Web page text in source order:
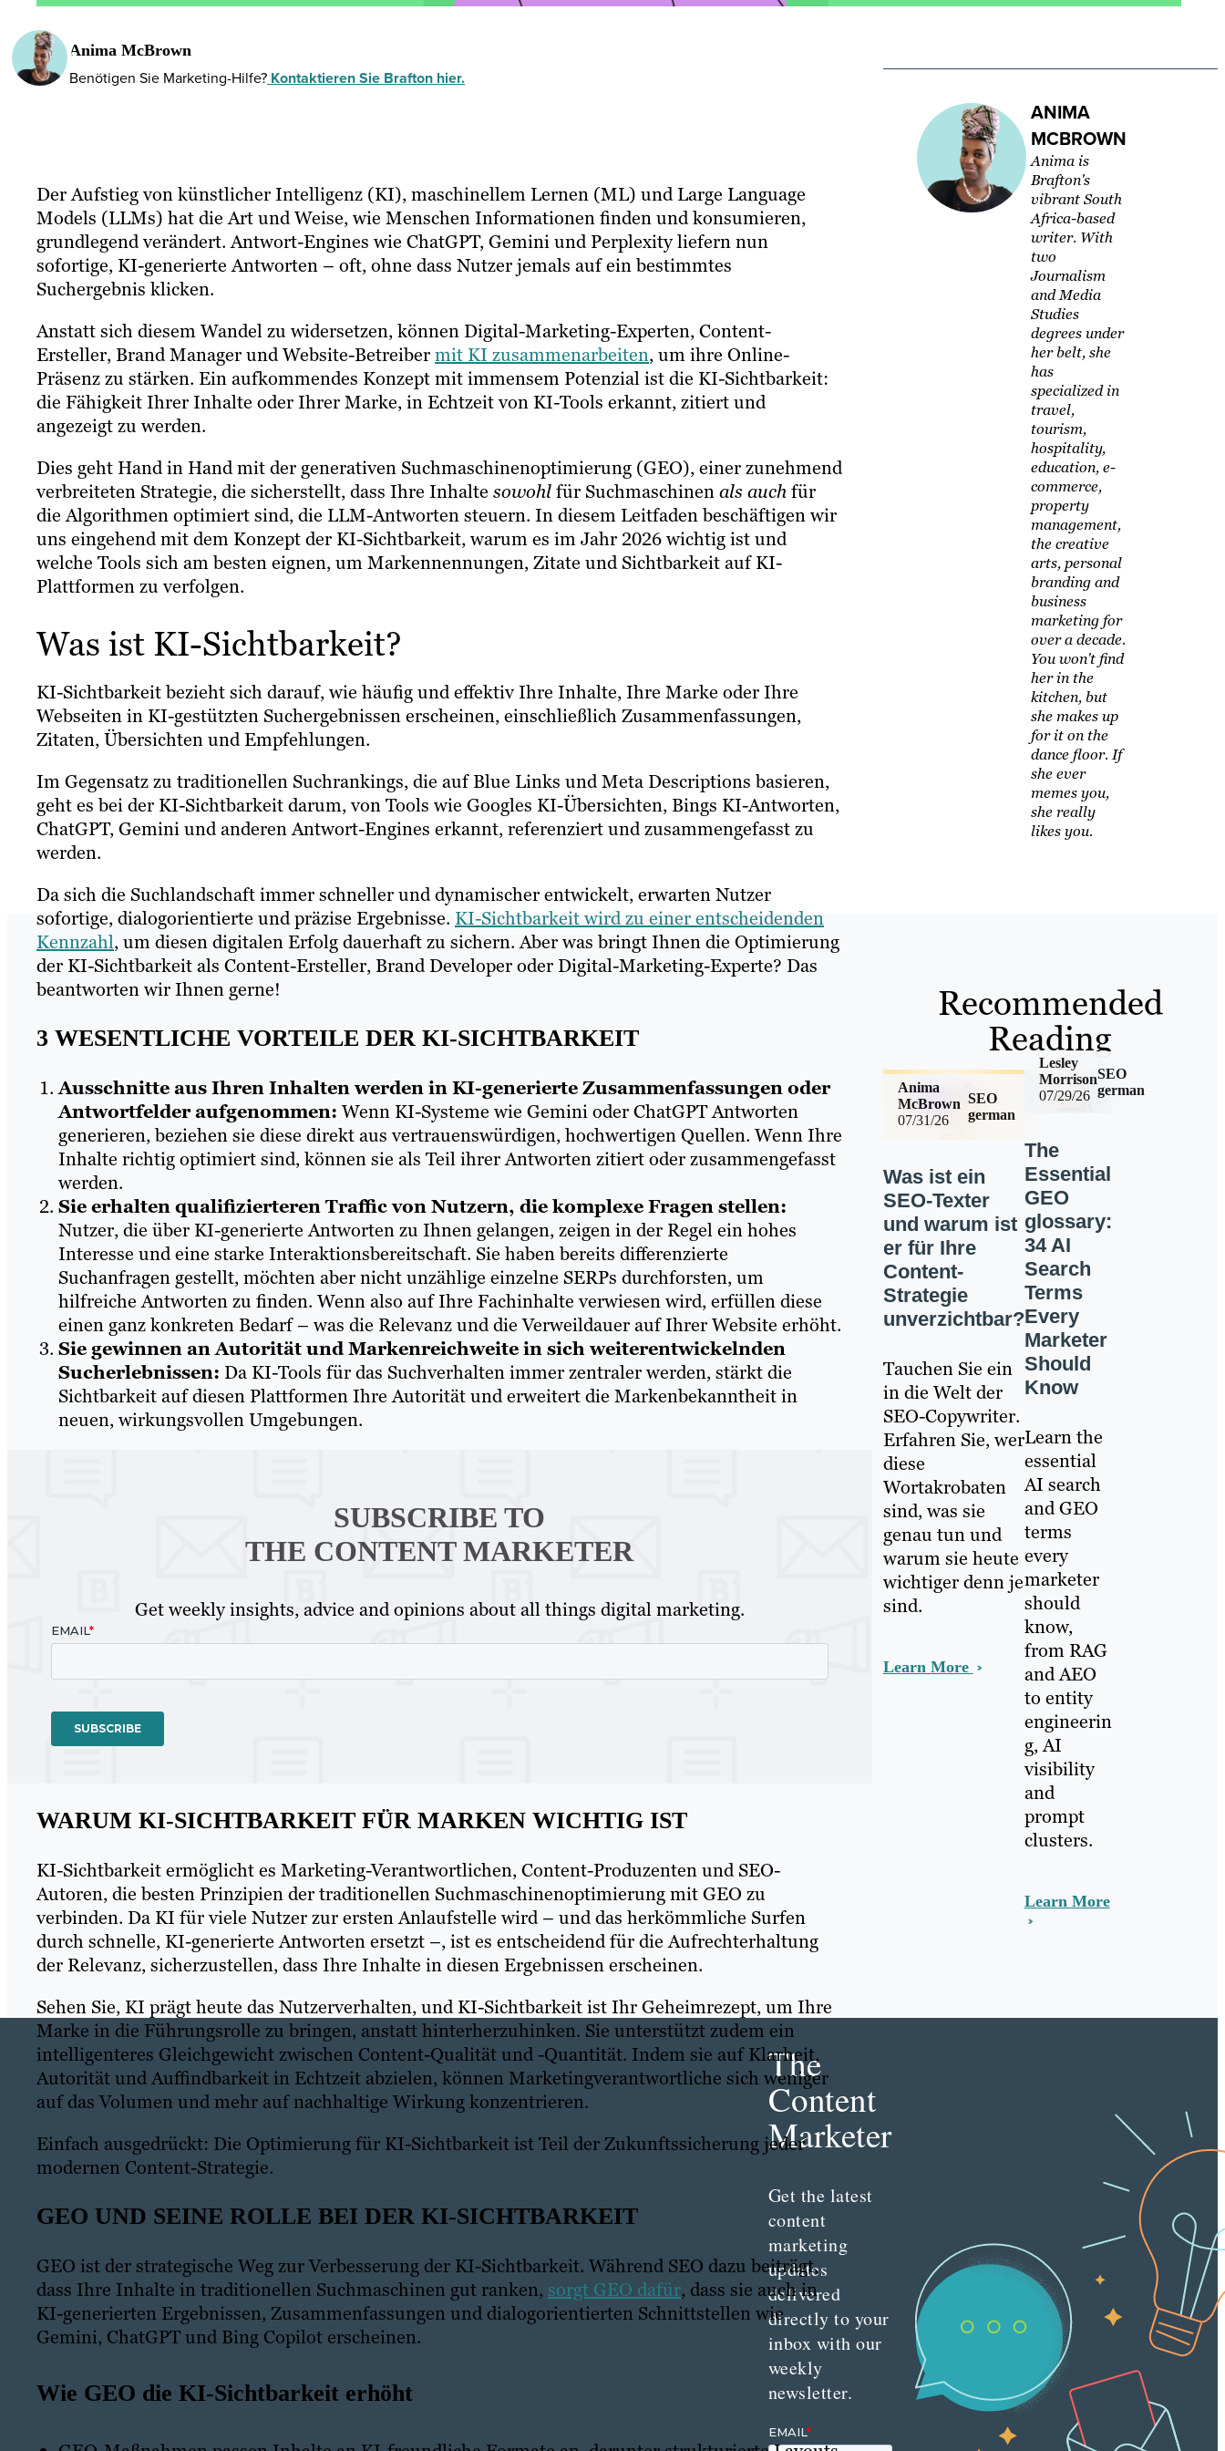
Anima McBrown
Benötigen Sie Marketing-Hilfe? Kontaktieren Sie Brafton hier.
Der Aufstieg von künstlicher Intelligenz (KI), maschinellem Lernen (ML) und Large Language
Models (LLMs) hat die Art und Weise, wie Menschen Informationen finden und konsumieren,
grundlegend verändert. Antwort-Engines wie ChatGPT, Gemini und Perplexity liefern nun
sofortige, KI-generierte Antworten – oft, ohne dass Nutzer jemals auf ein bestimmtes
Suchergebnis klicken.
Anstatt sich diesem Wandel zu widersetzen, können Digital-Marketing-Experten, Content-
Ersteller, Brand Manager und Website-Betreibermit KI zusammenarbeiten, um ihre Online-
Präsenz zu stärken. Ein aufkommendes Konzept mit immensem Potenzial ist die KI-Sichtbarkeit:
die Fähigkeit Ihrer Inhalte oder Ihrer Marke, in Echtzeit von KI-Tools erkannt, zitiert und
angezeigt zu werden.
Dies geht Hand in Hand mit der generativen Suchmaschinenoptimierung (GEO), einer zunehmend
verbreiteten Strategie, die sicherstellt, dass Ihre Inhalte sowohlfür Suchmaschinenals auchfür
die Algorithmen optimiert sind, die LLM-Antworten steuern. In diesem Leitfaden beschäftigen wir
uns eingehend mit dem Konzept der KI-Sichtbarkeit, warum es im Jahr 2026 wichtig ist und
welche Tools sich am besten eignen, um Markennennungen, Zitate und Sichtbarkeit auf KI-
Plattformen zu verfolgen.
Was ist KI-Sichtbarkeit?
KI-Sichtbarkeit bezieht sich darauf, wie häufig und effektiv Ihre Inhalte, Ihre Marke oder Ihre
Webseiten in KI-gestützten Suchergebnissen erscheinen, einschließlich Zusammenfassungen,
Zitaten, Übersichten und Empfehlungen.
Im Gegensatz zu traditionellen Suchrankings, die auf Blue Links und Meta Descriptions basieren,
geht es bei der KI-Sichtbarkeit darum, von Tools wie Googles KI-Übersichten, Bings KI-Antworten,
ChatGPT, Gemini und anderen Antwort-Engines erkannt, referenziert und zusammengefasst zu
werden.
Da sich die Suchlandschaft immer schneller und dynamischer entwickelt, erwarten Nutzer
sofortige, dialogorientierte und präzise Ergebnisse. KI-Sichtbarkeit wird zu einer entscheidenden
Kennzahl, um diesen digitalen Erfolg dauerhaft zu sichern. Aber was bringt Ihnen die Optimierung
der KI-Sichtbarkeit als Content-Ersteller, Brand Developer oder Digital-Marketing-Experte? Das
beantworten wir Ihnen gerne!
3 WESENTLICHE VORTEILE DER KI-SICHTBARKEIT
Ausschnitte aus Ihren Inhalten werden in KI-generierte Zusammenfassungen oder
Antwortfelder aufgenommen: Wenn KI-Systeme wie Gemini oder ChatGPT Antworten
generieren, beziehen sie diese direkt aus vertrauenswürdigen, hochwertigen Quellen. Wenn Ihre
Inhalte richtig optimiert sind, können sie als Teil ihrer Antworten zitiert oder zusammengefasst
werden.
Sie erhalten qualifizierteren Traffic von Nutzern, die komplexe Fragen stellen:
Nutzer, die über KI-generierte Antworten zu Ihnen gelangen, zeigen in der Regel ein hohes
Interesse und eine starke Interaktionsbereitschaft. Sie haben bereits differenzierte
Suchanfragen gestellt, möchten aber nicht unzählige einzelne SERPs durchforsten, um
hilfreiche Antworten zu finden. Wenn also auf Ihre Fachinhalte verwiesen wird, erfüllen diese
einen ganz konkreten Bedarf – was die Relevanz und die Verweildauer auf Ihrer Website erhöht.
Sie gewinnen an Autorität und Markenreichweite in sich weiterentwickelnden
Sucherlebnissen: Da KI-Tools für das Suchverhalten immer zentraler werden, stärkt die
Sichtbarkeit auf diesen Plattformen Ihre Autorität und erweitert die Markenbekanntheit in
neuen, wirkungsvollen Umgebungen.
SUBSCRIBE TO
THE CONTENT MARKETER
Get weekly insights, advice and opinions about all things digital marketing.
WARUM KI-SICHTBARKEIT FÜR MARKEN WICHTIG IST
KI-Sichtbarkeit ermöglicht es Marketing-Verantwortlichen, Content-Produzenten und SEO-
Autoren, die besten Prinzipien der traditionellen Suchmaschinenoptimierung mit GEO zu
verbinden. Da KI für viele Nutzer zur ersten Anlaufstelle wird – und das herkömmliche Surfen
durch schnelle, KI-generierte Antworten ersetzt –, ist es entscheidend für die Aufrechterhaltung
der Relevanz, sicherzustellen, dass Ihre Inhalte in diesen Ergebnissen erscheinen.
Sehen Sie, KI prägt heute das Nutzerverhalten, und KI-Sichtbarkeit ist Ihr Geheimrezept, um Ihre
Marke in die Führungsrolle zu bringen, anstatt hinterherzuhinken. Sie unterstützt zudem ein
intelligenteres Gleichgewicht zwischen Content-Qualität und -Quantität. Indem sie auf Klarheit,
Autorität und Auffindbarkeit in Echtzeit abzielen, können Marketingverantwortliche sich weniger
auf das Volumen und mehr auf nachhaltige Wirkung konzentrieren.
Einfach ausgedrückt: Die Optimierung für KI-Sichtbarkeit ist Teil der Zukunftssicherung jeder
modernen Content-Strategie.
GEO UND SEINE ROLLE BEI DER KI-SICHTBARKEIT
GEO ist der strategische Weg zur Verbesserung der KI-Sichtbarkeit. Während SEO dazu beiträgt,
dass Ihre Inhalte in traditionellen Suchmaschinen gut ranken, sorgt GEO dafür, dass sie auch in
KI-generierten Ergebnissen, Zusammenfassungen und dialogorientierten Schnittstellen wie
Gemini, ChatGPT und Bing Copilot erscheinen.
Wie GEO die KI-Sichtbarkeit erhöht
ANIMA
MCBROWN
Anima is
Brafton's
vibrant South
Africa-based
writer. With
two
Journalism
and Media
Studies
degrees under
her belt, she
has
specialized in
travel,
tourism,
hospitality,
education, e-
commerce,
property
management,
the creative
arts, personal
branding and
business
marketing for
over a decade.
You won't find
her in the
kitchen, but
she makes up
for it on the
dance floor. If
she ever
memes you,
she really
likes you.
Recommended
Reading
07/31/26
SEO
german
Anima
McBrown
Was ist ein
SEO-Texter
und warum ist
er für Ihre
Content-
Strategie
unverzichtbar?
Tauchen Sie ein
in die Welt der
SEO-Copywriter.
Erfahren Sie, wer
diese
Wortakrobaten
sind, was sie
genau tun und
warum sie heute
wichtiger denn je
sind.
Learn More
07/29/26
SEO
german
Lesley
Morrison
The
Essential
GEO
glossary:
34 AI
Search
Terms
Every
Marketer
Should
Know
Learn the
essential
AI search
and GEO
terms
every
marketer
should
know,
from RAG
and AEO
to entity
engineerin
g, AI
visibility
and
prompt
clusters.
Learn More
The
Content
Marketer
Get the latest
content
marketing
updates
delivered
directly to your
inbox with our
weekly
newsletter.